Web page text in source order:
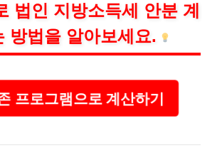
법인 지방소득세 안분 계
방법을 알아보세요.
프로그램으로 계산하기